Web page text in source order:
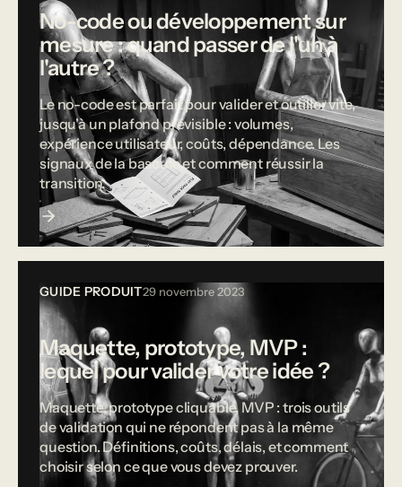
No-code ou développement sur
mesure : quand passer de l'un à
l'autre ?
Le no-code est parfait pour valider et outiller vite,
jusqu'à un plafond prévisible : volumes,
expérience utilisateur, coûts, dépendance. Les
signaux de la bascule et comment réussir la
transition.
GUIDE PRODUIT29 novembre 2023
Maquette, prototype, MVP :
lequel pour valider votre idée ?
Maquette, prototype cliquable, MVP : trois outils
de validation qui ne répondent pas à la même
question. Définitions, coûts, délais, et comment
choisir selon ce que vous devez prouver.